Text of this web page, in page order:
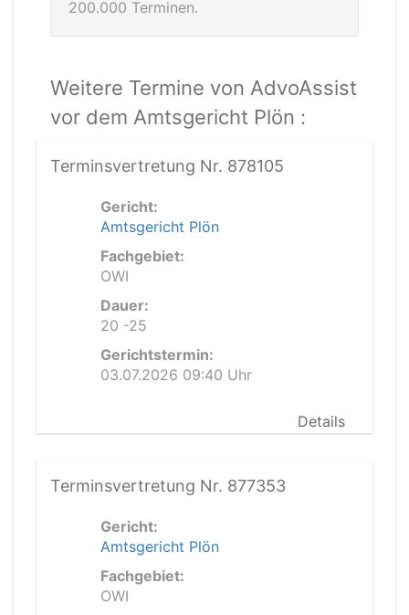
200.000 Terminen.
Weitere Termine von AdvoAssist
vor dem Amtsgericht Plön :
Terminsvertretung Nr. 878105
Gericht:
Amtsgericht Plön
Fachgebiet:
OWI
Dauer:
20 -25
Gerichtstermin:
03.07.2026 09:40 Uhr
Details
Terminsvertretung Nr. 877353
Gericht:
Amtsgericht Plön
Fachgebiet:
OWI